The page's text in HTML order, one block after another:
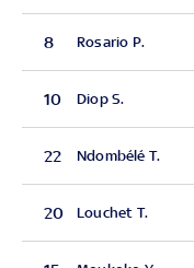
8 Rosario P.
10 Diop S.
22 Ndombélé T.
20 Louchet T.